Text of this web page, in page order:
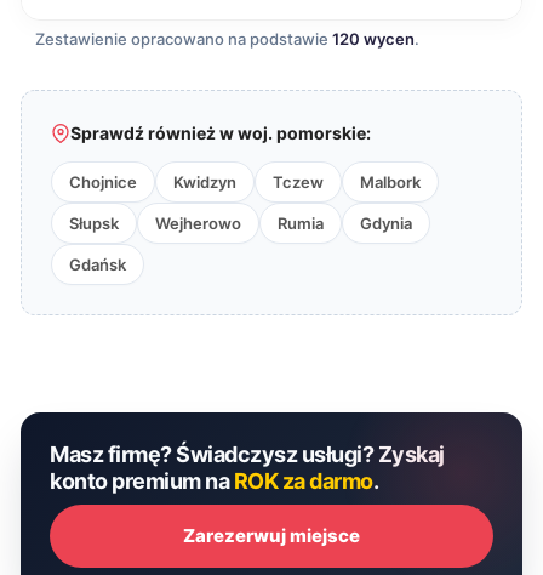
Zestawienie opracowano na podstawie 120 wycen.
Sprawdź również w woj. pomorskie:
Chojnice Kwidzyn Tczew Malbork
Słupsk Wejherowo Rumia Gdynia
Gdańsk
Masz firmę? Świadczysz usługi? Zyskaj
konto premium naROK za darmo.
Zarezerwuj miejsce